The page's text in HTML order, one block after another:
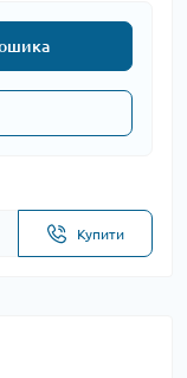
Купити